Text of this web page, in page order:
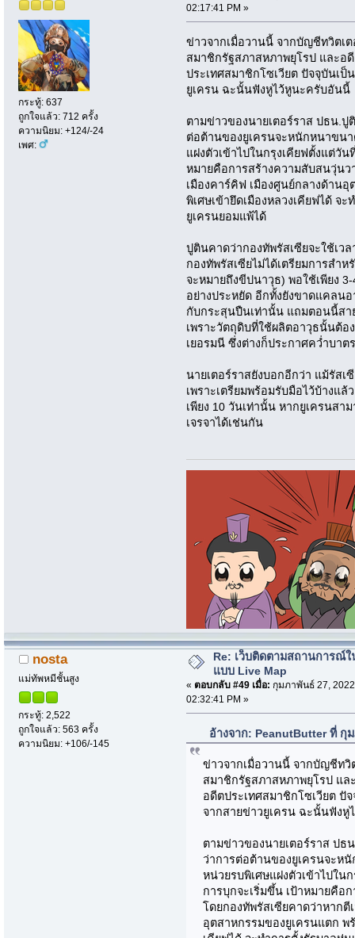
กระทู้: 637
ถูกใจแล้ว: 712 ครั้ง
ความนิยม: +124/-24
เพศ:
02:17:41 PM »
ข่าวจากเมื่อวานนี้ จากบัญชีทวิตเต
สมาชิกรัฐสภาสหภาพยุโรป และอ
ประเทศสมาชิกโซเวียต ปัจจุบันเ
ยูเครน ฉะนั้นฟังหูไว้หูนะครับอันนี้
ตามข่าวของนายเตอร์ราส ปธน.ปู
ต่อต้านของยูเครนจะหนักหนาขนา
แฝงตัวเข้าไปในกรุงเคียฟตั้งแต่วั
หมายคือการสร้างความสับสนวุ่น
เมืองคาร์คิฟ เมืองศูนย์กลางด้าน
พิเศษเข้ายึดเมืองหลวงเคียฟได้ จ
ยูเครนยอมแพ้ได้
ปูตินคาดว่ากองทัพรัสเซียจะใช้เว
กองทัพรัสเซียไม่ได้เตรียมการสำ
จะหมายถึงขีปนาวุธ) พอใช้เพียง
อย่างประหยัด อีกทั้งยังขาดแคลน
กับกระสุนปืนเท่านั้น แถมตอนนี้สา
เพราะวัตถุดิบที่ใช้ผลิตอาวุธนั้นต้อ
เยอรมนี ซึ่งต่างก็ประกาศควํ่าบาต
นายเตอร์ราสยังบอกอีกว่า แม้รัส
เพราะเตรียมพร้อมรับมือไว้บ้างแ
เพียง 10 วันเท่านั้น หากยูเครนสา
เจรจาได้เช่นกัน
nosta
แม่ทัพหมีชั้นสูง
กระทู้: 2,522
ถูกใจแล้ว: 563 ครั้ง
ความนิยม: +106/-145
Re: เว็บติดตามสถานการณ์ใ
แบบ Live Map
« ตอบกลับ #49 เมื่อ: กุมภาพันธ์ 27,
02:32:41 PM »
อ้างจาก: PeanutButter ที่ กุ
ข่าวจากเมื่อวานนี้ จากบัญชีทวิ
สมาชิกรัฐสภาสหภาพยุโรป แล
อดีตประเทศสมาชิกโซเวียต ปั
จากสายข่าวยูเครน ฉะนั้นฟังหู
ตามข่าวของนายเตอร์ราส ปธ
ว่าการต่อต้านของยูเครนจะห
หน่วยรบพิเศษแฝงตัวเข้าไปใ
การบุกจะเริ่มขึ้น เป้าหมายคือ
โดยกองทัพรัสเซียคาดว่าหากตี
อุตสาหกรรมของยูเครนแตก พ